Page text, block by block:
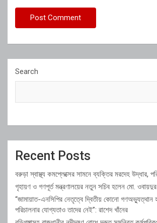
Search
Recent Posts
বরুড়া স্বাস্থ্য কমপ্লেক্সের সামনে ব্যক্তির মরদেহ উদ্ধার,
গৃহায়ণ ও গণপূর্ত মন্ত্রণালয়ের নতুন সচিব হলেন মো.
“জামায়াত-এনসিপির নেতৃত্বে দ্বিতীয় কোনো গণঅভ্যুত্থান
পরিচালনার যোগ্যতাও তাদের নেই”: রাশেদ খাঁনের